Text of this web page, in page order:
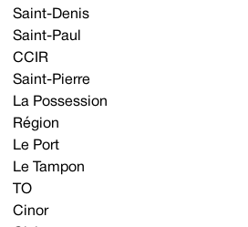
Saint-Denis
Saint-Paul
CCIR
Saint-Pierre
La Possession
Région
Le Port
Le Tampon
TO
Cinor